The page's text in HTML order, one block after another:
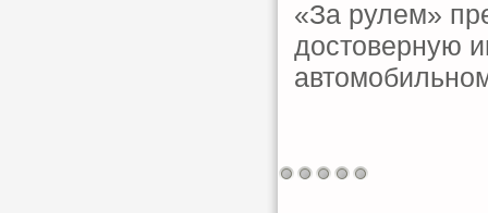
«За рулем»
достоверную